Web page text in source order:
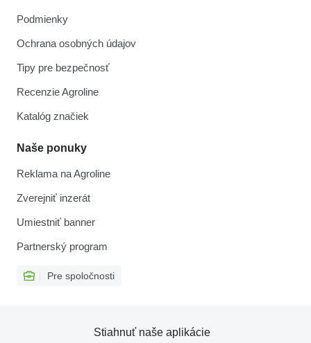
Podmienky
Ochrana osobných údajov
Tipy pre bezpečnosť
Recenzie Agroline
Katalóg značiek
Naše ponuky
Reklama na Agroline
Zverejniť inzerát
Umiestniť banner
Partnerský program
Pre spoločnosti
Stiahnuť naše aplikácie